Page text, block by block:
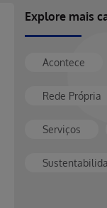
Explore mais
Acontece
Rede Própria
Serviços